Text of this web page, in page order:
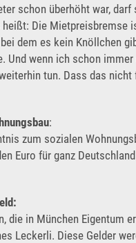
schon überhöht war, darf
heißt: Die Mietpreisbremse
dem es kein Knöllchen
Und wenn ich schon immer
tun. Dass das
:
zum sozialen
Euro für ganz
die in München Eigentum
Leckerli. Diese Gelder